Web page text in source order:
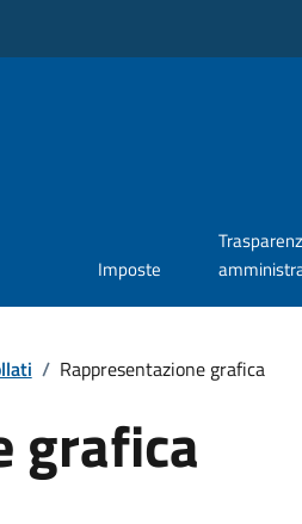
Imposte
/ Rappresentazione grafica
grafica